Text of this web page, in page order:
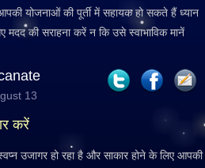
योजनाओं की पूर्ती में सहायक हो सकते हैं ध्यान
मदद की सराहना करें न कि उसे स्वाभाविक मानें
13
करें
उजागर हो रहा है और साकार होने के लिए आपकी